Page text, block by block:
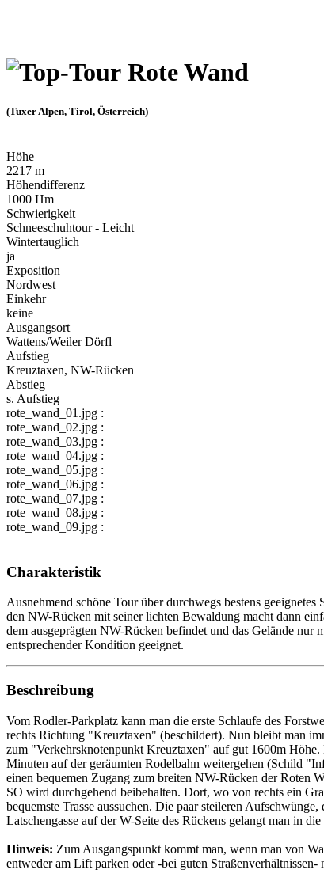
Rote Wand
(Tuxer Alpen, Tirol, Österreich)
Höhe
2217 m
Höhendifferenz
1000 Hm
Schwierigkeit
Schneeschuhtour - Leicht
Wintertauglich
ja
Exposition
Nordwest
Einkehr
keine
Ausgangsort
Wattens/Weiler Dörfl
Aufstieg
Kreuztaxen, NW-Rücken
Abstieg
s. Aufstieg
rote_wand_01.jpg :
rote_wand_02.jpg :
rote_wand_03.jpg :
rote_wand_04.jpg :
rote_wand_05.jpg :
rote_wand_06.jpg :
rote_wand_07.jpg :
rote_wand_08.jpg :
rote_wand_09.jpg :
Charakteristik
Ausnehmend schöne Tour über durchwegs bestens
den NW-Rücken mit seiner lichten Bewaldung macht dann
dem ausgeprägten NW-Rücken befindet und das Gelände
entsprechender Kondition geeignet.
Beschreibung
Vom Rodler-Parkplatz kann man die erste Schlaufe des
rechts Richtung "Kreuztaxen" (beschildert). Nun bleibt man
zum "Verkehrsknotenpunkt Kreuztaxen" auf gut 1600m Höhe.
Minuten auf der geräumten Rodelbahn weitergehen (Schild
einen bequemen Zugang zum breiten NW-Rücken der Roten
SO wird durchgehend beibehalten. Dort, wo von rechts ein
bequemste Trasse aussuchen. Die paar steileren
Latschengasse auf der W-Seite des Rückens gelangt man in
Hinweis: Zum Ausgangspunkt kommt man, wenn man von
entweder am Lift parken oder -bei guten